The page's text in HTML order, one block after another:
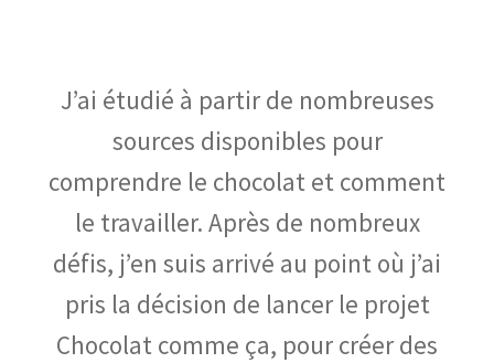
J’ai étudié à partir de nombreuses
sources disponibles pour
comprendre le chocolat et comment
le travailler. Après de nombreux
défis, j’en suis arrivé au point où j’ai
pris la décision de lancer le projet
Chocolat comme ça, pour créer des